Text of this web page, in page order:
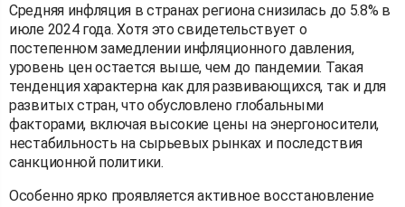
Средняя инфляция в странах региона снизилась до 5.8% в
июле 2024 года. Хотя это свидетельствует о
постепенном замедлении инфляционного давления,
уровень цен остается выше, чем до пандемии. Такая
тенденция характерна как для развивающихся, так и для
развитых стран, что обусловлено глобальными
факторами, включая высокие цены на энергоносители,
нестабильность на сырьевых рынках и последствия
санкционной политики.
Особенно ярко проявляется активное восстановление